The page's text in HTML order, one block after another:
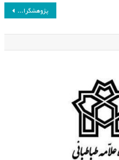
پژوهشگران پراستناد برتر ISC در حوزه مطالعات برنامه‌ درسی